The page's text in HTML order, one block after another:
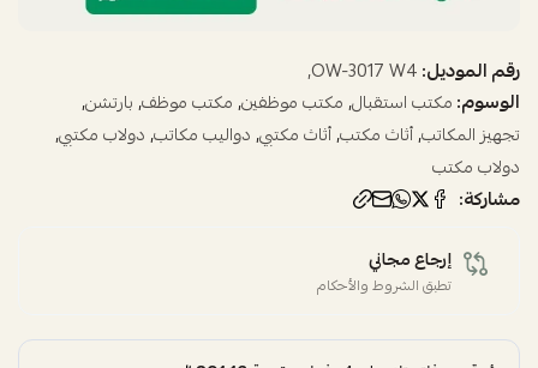
اسحب و افلت الملف هنا
رقم الموديل:OW-3017 W4,
الوسوم:مكتب استقبال,مكتب موظفين,مكتب موظف,بارتشن,
تجهيز المكاتب,أثاث مكتب,أثاث مكتبي,دواليب مكاتب,دولاب مكتبي,
دولاب مكتب
مشاركة:
إرجاع مجاني
تطبق الشروط والأحكام